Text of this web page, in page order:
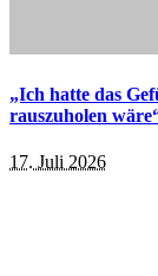
„Ich hatte das
rauszuholen
17. Juli 2026